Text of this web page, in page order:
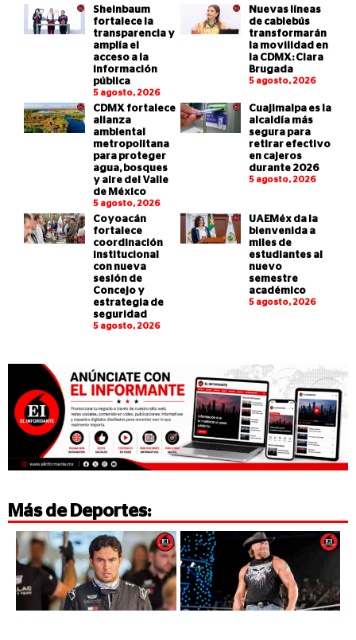
Sheinbaum
fortalece la
transparencia y
amplía el
acceso a la
información
pública
5 agosto, 2026
Nuevas líneas
de cablebús
transformarán
la movilidad en
la CDMX: Clara
Brugada
5 agosto, 2026
CDMX fortalece
alianza
ambiental
metropolitana
para proteger
agua, bosques
y aire del Valle
de México
5 agosto, 2026
Cuajimalpa es la
alcaldía más
segura para
retirar efectivo
en cajeros
durante 2026
5 agosto, 2026
Coyoacán
fortalece
coordinación
institucional
con nueva
sesión de
Concejo y
estrategia de
seguridad
5 agosto, 2026
UAEMéx da la
bienvenida a
miles de
estudiantes al
nuevo
semestre
académico
5 agosto, 2026
Más de Deportes: